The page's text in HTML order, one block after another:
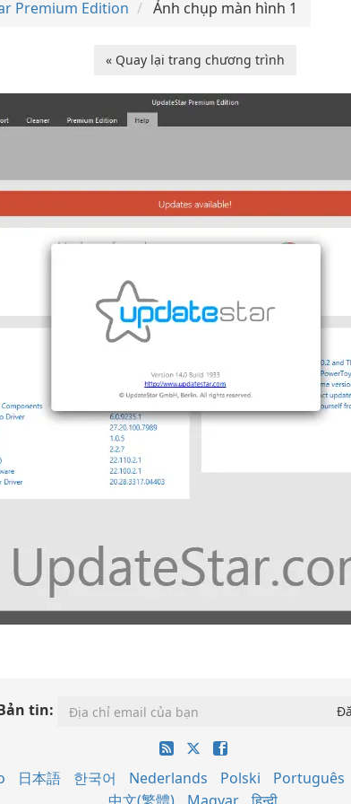
Premium Edition Ảnh chụp màn hình 1
« Quay lại trang chương trình
tin:
日本語 한국어 Nederlands Polski Português